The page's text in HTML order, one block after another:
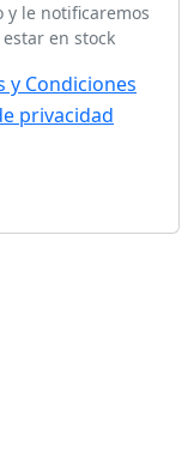
y le notificaremos
en stock
y Condiciones
privacidad